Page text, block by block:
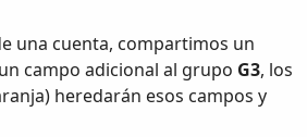
una cuenta, compartimos un
campo adicional al grupo G3, los
heredarán esos campos y